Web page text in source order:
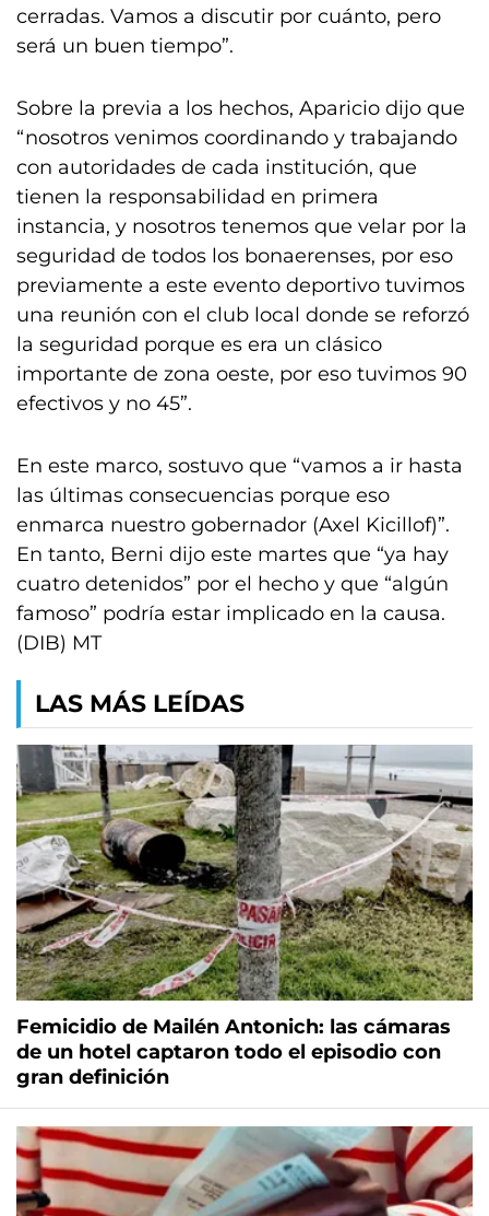
cerradas. Vamos a discutir por cuánto, pero
será un buen tiempo”.
Sobre la previa a los hechos, Aparicio dijo que
“nosotros venimos coordinando y trabajando
con autoridades de cada institución, que
tienen la responsabilidad en primera
instancia, y nosotros tenemos que velar por la
seguridad de todos los bonaerenses, por eso
previamente a este evento deportivo tuvimos
una reunión con el club local donde se reforzó
la seguridad porque es era un clásico
importante de zona oeste, por eso tuvimos 90
efectivos y no 45”.
En este marco, sostuvo que “vamos a ir hasta
las últimas consecuencias porque eso
enmarca nuestro gobernador (Axel Kicillof)”.
En tanto, Berni dijo este martes que “ya hay
cuatro detenidos” por el hecho y que “algún
famoso” podría estar implicado en la causa.
(DIB) MT
LAS MÁS LEÍDAS
Femicidio de Mailén Antonich: las cámaras
de un hotel captaron todo el episodio con
gran definición